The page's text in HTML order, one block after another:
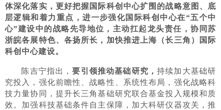
体深化落实，更好把握国际科创中心扩围的战略意图、底
层逻辑和着力重点，进一步强化国际科创中心在“五个中
心”建设中的战略先导地位，主动扛起龙头责任，协同苏
浙皖各展特色、各扬所长，加快推进上海（长三角）国际
科创中心建设。
陈吉宁指出，要引领推动基础研究，持续加大基础研
究投入，强化前瞻性、战略性、系统性布局，强化战略科
技力量协同，提升长三角基础研究联合基金投入规模和质
效。加强科技基础条件自主保障，加大科研仪器攻关，推